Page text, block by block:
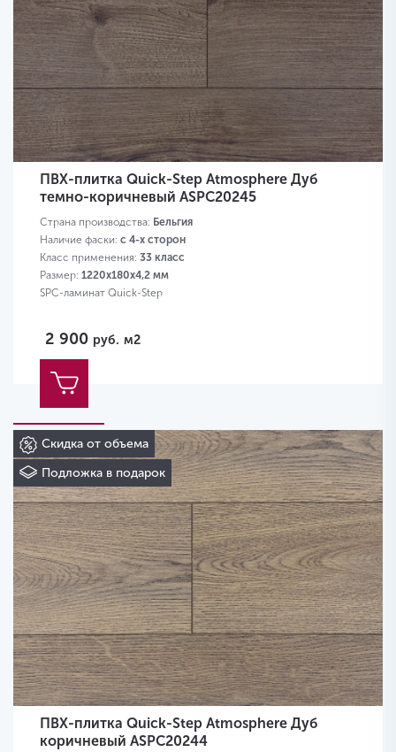
ПВХ-плитка Quick-Step Atmosphere Дуб
темно-коричневый ASPC20245
Страна производства: Бельгия
Наличие фаски: с 4-х сторон
Класс применения: 33 класс
Размер: 1220х180х4,2 мм
SPC-ламинат Quick-Step
2 900 руб. м2
Скидка от объема
Подложка в подарок
ПВХ-плитка Quick-Step Atmosphere Дуб
коричневый ASPC20244